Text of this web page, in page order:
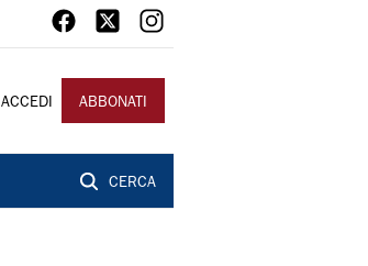
ACCEDI ABBONATI
CERCA